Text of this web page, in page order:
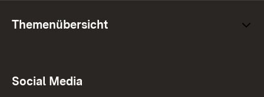
Themenübersicht
Social Media